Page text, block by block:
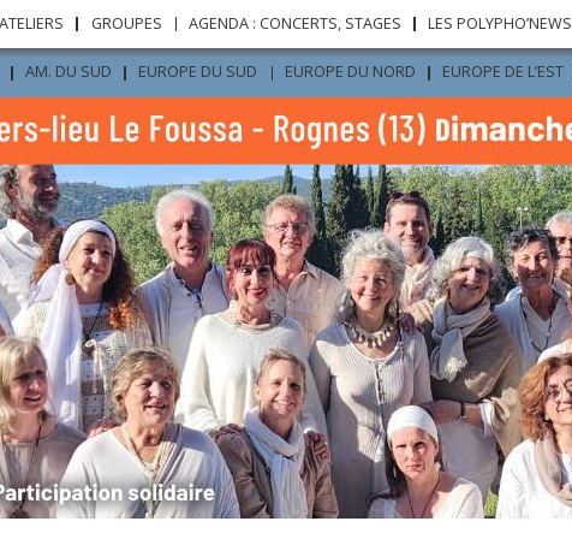
Aller au
principal
ATELIERS GROUPES AGENDA : CONCERTS, STAGES LES POLYPHO’NEWS
AM. DU SUD EUROPE DU SUD EUROPE DU NORD EUROPE DE L’EST